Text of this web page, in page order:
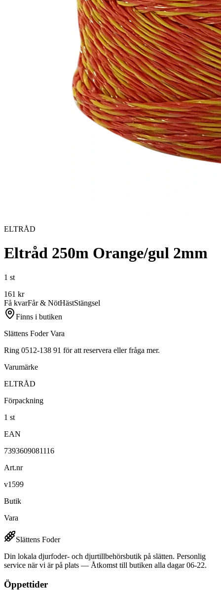
ELTRÅD
Eltråd 250m Orange/gul 2mm
1 st
161 kr
Få kvarFår & NötHästStängsel
Finns i butiken
Slättens Foder Vara
Ring 0512-138 91 för att reservera eller fråga mer.
Varumärke
ELTRÅD
Förpackning
1 st
EAN
7393609081116
Art.nr
v1599
Butik
Vara
Slättens Foder
Din lokala djurfoder- och djurtillbehörsbutik på slätten. Personlig
service när vi är på plats — Åtkomst till butiken alla dagar 06-22.
Öppettider